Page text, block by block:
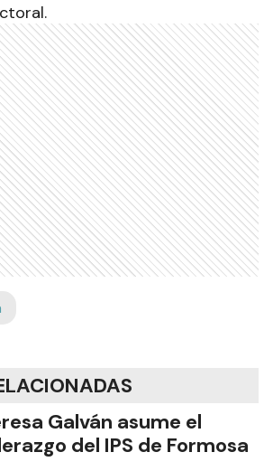
Galván asume el
del IPS de Formosa